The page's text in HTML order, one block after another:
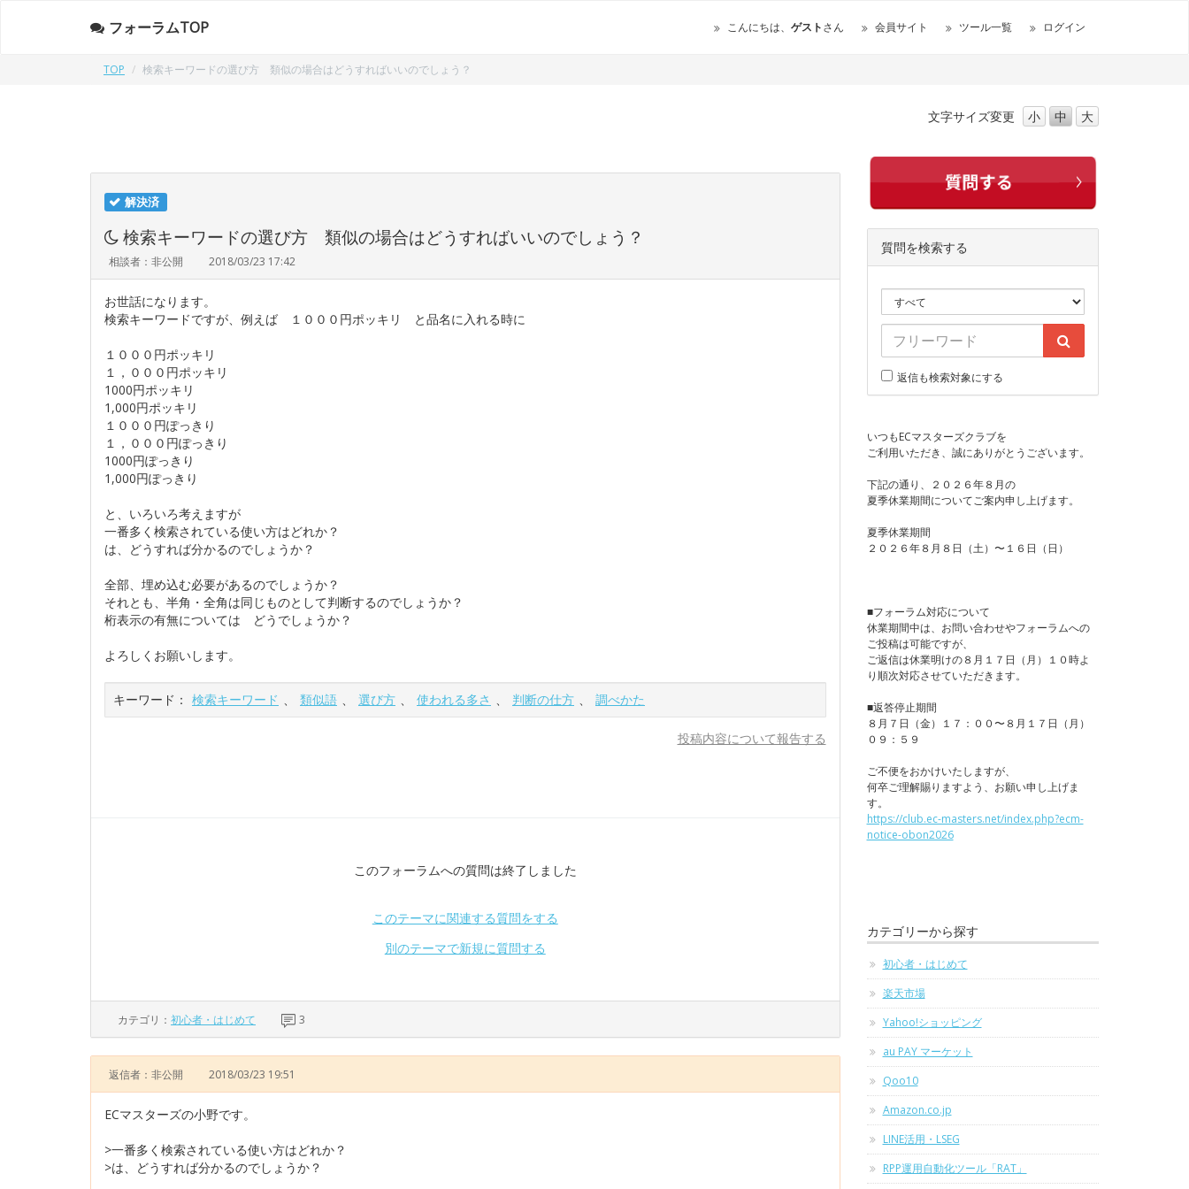
フォーラムTOP こんにちは、 ゲストさん 会員サイト ツール一覧 ログイン
TOP 検索キーワードの選び方 類似の場合はどうすればいいのでしょう？
文字サイズ変更 小 中 大
解決済
検索キーワードの選び方 類似の場合はどうすればいいのでしょう？
相談者：非公開 2018/03/23 17:42
お世話になります。
検索キーワードですが、例えば １０００円ポッキリ と品名に入れる時に
１０００円ポッキリ
１，０００円ポッキリ
1000円ポッキリ
1,000円ポッキリ
１０００円ぽっきり
１，０００円ぽっきり
1000円ぽっきり
1,000円ぽっきり
と、いろいろ考えますが
一番多く検索されている使い方はどれか？
は、どうすれば分かるのでしょうか？
全部、埋め込む必要があるのでしょうか？
それとも、半角・全角は同じものとして判断するのでしょうか？
桁表示の有無については どうでしょうか？
よろしくお願いします。
キーワード： 検索キーワード 、 類似語 、 選び方 、 使われる多さ 、 判断の仕方 、 調べかた
投稿内容について報告する
このフォーラムへの質問は終了しました
このテーマに関連する質問をする
別のテーマで新規に質問する
カテゴリ： 初心者・はじめて 3
返信者：非公開 2018/03/23 19:51
ECマスターズの小野です。
>一番多く検索されている使い方はどれか？
>は、どうすれば分かるのでしょうか？
質問を検索する
返信も検索対象にする
いつもECマスターズクラブを
ご利用いただき、誠にありがとうございます。
下記の通り、２０２６年８月の
夏季休業期間についてご案内申し上げます。
夏季休業期間
２０２６年８月８日（土）〜１６日（日）
■フォーラム対応について
休業期間中は、お問い合わせやフォーラムへの
ご投稿は可能ですが、
ご返信は休業明けの８月１７日（月）１０時よ
り順次対応させていただきます。
■返答停止期間
８月７日（金）１７：００〜８月１７日（月）
０９：５９
ご不便をおかけいたしますが、
何卒ご理解賜りますよう、お願い申し上げま
す。
https://club.ec-masters.net/index.php?ecm-
notice-obon2026
カテゴリーから探す
初心者・はじめて
楽天市場
Yahoo!ショッピング
au PAY マーケット
Qoo10
Amazon.co.jp
LINE活用・LSEG
RPP運用自動化ツール「RAT」